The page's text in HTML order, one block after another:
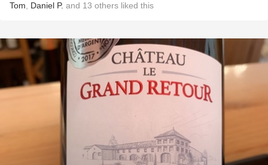
Tom Daniel P. and 13 others liked this